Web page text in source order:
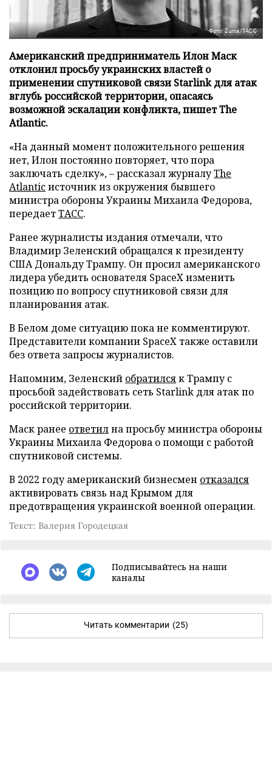
Фото: Zuma/ТАСС
Американский предприниматель Илон Маск
отклонил просьбу украинских властей о
применении спутниковой связи Starlink для атак
вглубь российской территории, опасаясь
возможной эскалации конфликта, пишет The
Atlantic.
«На данный момент положительного решения
нет, Илон постоянно повторяет, что пора
заключать сделку», – рассказал журналуThe
Atlanticисточник из окружения бывшего
министра обороны Украины Михаила Федорова,
передаетТАСС.
Ранее журналисты издания отмечали, что
Владимир Зеленский обращался к президенту
США Дональду Трампу. Он просил американского
лидера убедить основателя SpaceX изменить
позицию по вопросу спутниковой связи для
планирования атак.
В Белом доме ситуацию пока не комментируют.
Представители компании SpaceX также оставили
без ответа запросы журналистов.
Напомним, Зеленский обратилсяк Трампу с
просьбой задействовать сеть Starlink для атак по
российской территории.
Маск ранее ответилна просьбу министра обороны
Украины Михаила Федорова о помощи с работой
спутниковой системы.
В 2022 году американский бизнесмен отказался
активировать связь над Крымом для
предотвращения украинской военной операции.
Текст: Валерия Городецкая
Подписывайтесь на наши
каналы
Читать комментарии (25)